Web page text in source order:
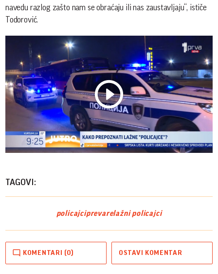
navedu razlog zašto nam se obraćaju ili nas zaustavljaju“, ističe
Todorović.
Play
TAGOVI:
policajciprevarelažni policajci
KOMENTARI (0) OSTAVI KOMENTAR